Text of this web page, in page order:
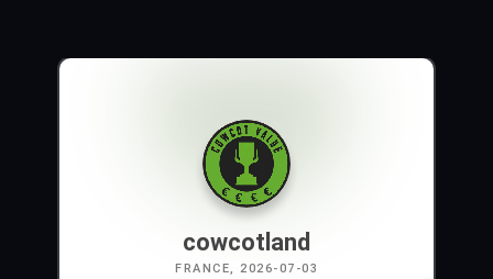
cowcotland
FRANCE, 2026-07-03